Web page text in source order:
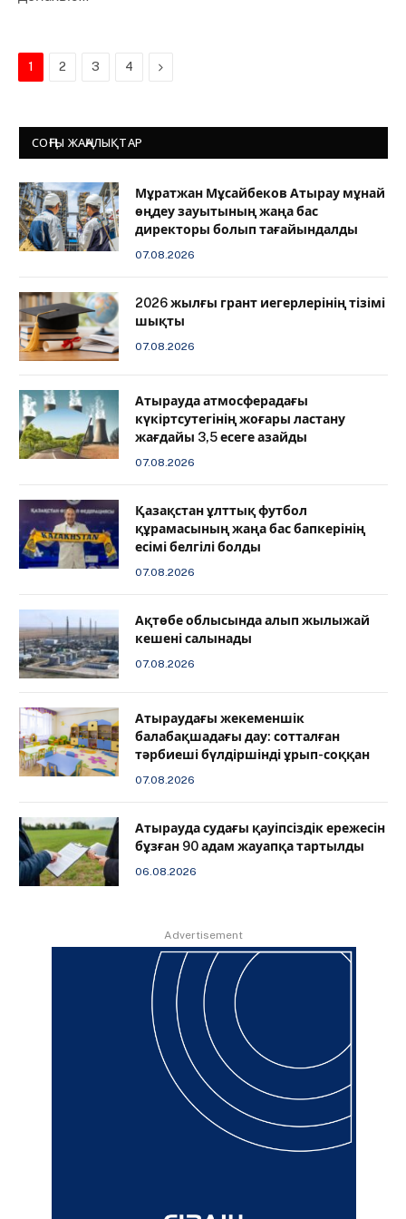
1 2 3 4 Next
СОҢҒЫ ЖАҢАЛЫҚТАР
Мұратжан Мұсайбеков Атырау мұнай
өңдеу зауытының жаңа бас
директоры болып тағайындалды
07.08.2026
2026 жылғы грант иегерлерінің тізімі
шықты
07.08.2026
Атырауда атмосферадағы
күкіртсутегінің жоғары ластану
жағдайы 3,5 есеге азайды
07.08.2026
Қазақстан ұлттық футбол
құрамасының жаңа бас бапкерінің
есімі белгілі болды
07.08.2026
Ақтөбе облысында алып жылыжай
кешені салынады
07.08.2026
Атыраудағы жекеменшік
балабақшадағы дау: сотталған
тәрбиеші бүлдіршінді ұрып-соққан
07.08.2026
Атырауда судағы қауіпсіздік ережесін
бұзған 90 адам жауапқа тартылды
06.08.2026
Advertisement